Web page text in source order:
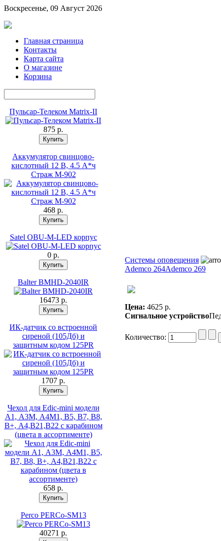
Воскресенье, 09 Август 2026
Главная страница
Контакты
Карта сайта
О магазине
Корзина
Пульсар-Телеком Matrix-II
875 p.
Аккумулятор свинцово-
кислотный 12 В, 4.5 А*ч
Страж М-902
468 p.
Satel OBU-M-LED корпус
0 p.
Balter BMHD-2040IR
16473 p.
ИК-датчик со встроенной
сиреной (105Дб) и
защитным кодом 125PR
1707 p.
Чехол для Edic-mini модели
А1, А3М, А4М1, В5, В7, В8,
В+, А4,В21,В22 с карабином
(цвета в ассортименте)
658 p.
Perco PERCo-SM13
40271 p.
Системы оповещения
Ademco 264Ademco 269
Цена: 4625 p.
Сигнальное устройство
Количество: